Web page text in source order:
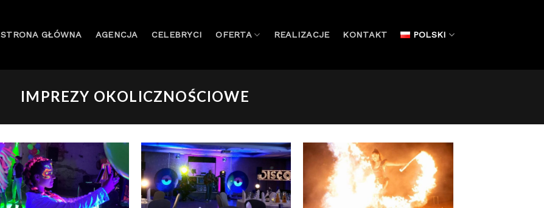
STRONA GŁÓWNA AGENCJA CELEBRYCI OFERTA REALIZACJE KONTAKT POLSKI
IMPREZY OKOLICZNOŚCIOWE